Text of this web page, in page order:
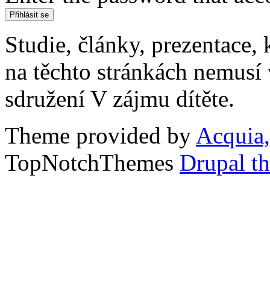
Studie, články,
na těchto stránkách
sdružení V zájmu dítěte.
Theme provided by
TopNotchThemes Drupal